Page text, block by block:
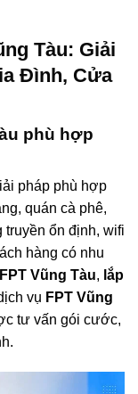
Tàu: Giải
Đình, Cửa
phù hợp
pháp phù hợp
quán cà phê,
ổn định, wifi
hàng có nhu
Vũng Tàu, lắp
vụ FPT Vũng
tư vấn gói cước,